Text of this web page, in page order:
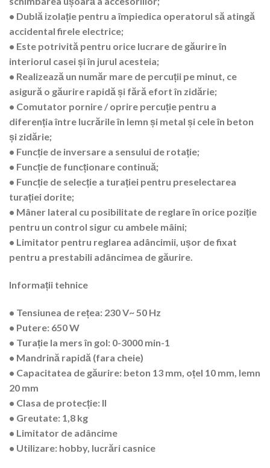
• Dublă izolație pentru a împiedica operatorul să atingă
accidental firele electrice;
• Este potrivită pentru orice lucrare de găurire în
interiorul casei și în jurul acesteia;
• Realizează un număr mare de percuții pe minut, ce
asigură o găurire rapidă și fără efort în zidărie;
• Comutator pornire / oprire percuție pentru a
diferenția între lucrările în lemn și metal și cele în beton
și zidărie;
• Funcție de inversare a sensului de rotație;
• Funcție de funcționare continuă;
• Funcție de selecție a turației pentru preselectarea
turației dorite;
• Mâner lateral cu posibilitate de reglare în orice poziție
pentru un control sigur cu ambele mâini;
• Limitator pentru reglarea adâncimii, ușor de fixat
pentru a prestabili adâncimea de găurire.
Informații tehnice
• Tensiunea de rețea: 230 V~ 50 Hz
• Putere: 650 W
• Turație la mers în gol: 0-3000 min-1
• Mandrină rapidă (fara cheie)
• Capacitatea de găurire: beton 13 mm, oțel 10 mm, lemn
20 mm
• Clasa de protecție: II
• Greutate: 1,8 kg
• Limitator de adâncime
• Utilizare: hobby, lucrări casnice